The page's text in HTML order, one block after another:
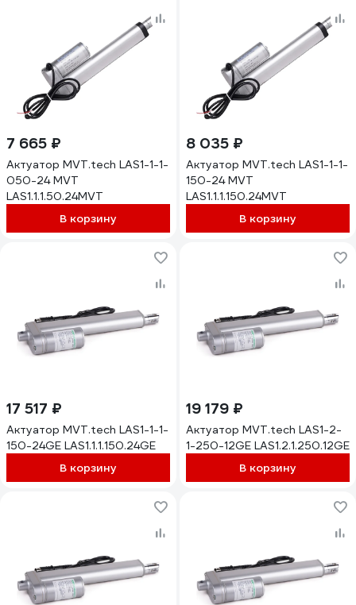
7 665 ₽
Актуатор MVT.tech LAS1-1-1-
050-24 MVT
LAS1.1.1.50.24MVT
В корзину
8 035 ₽
Актуатор MVT.tech LAS1-1-1-
150-24 MVT
LAS1.1.1.150.24MVT
В корзину
17 517 ₽
Актуатор MVT.tech LAS1-1-1-
150-24GE LAS1.1.1.150.24GE
В корзину
19 179 ₽
Актуатор MVT.tech LAS1-2-
1-250-12GE LAS1.2.1.250.12GE
В корзину